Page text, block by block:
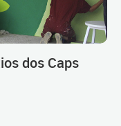
dos Caps